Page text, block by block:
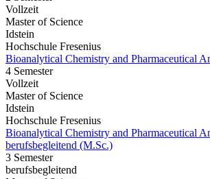
Vollzeit
Master of Science
Idstein
Hochschule Fresenius
Bioanalytical Chemistry and Pharmaceutical
4 Semester
Vollzeit
Master of Science
Idstein
Hochschule Fresenius
Bioanalytical Chemistry and Pharmaceutical
berufsbegleitend (M.Sc.)
3 Semester
berufsbegleitend